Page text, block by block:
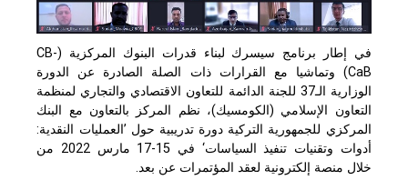
في إطار برنامج سيسرك لبناء قدرات البنوك المركزية (CB-
CaB) وتماشيا مع القرارات ذات الصلة الصادرة عن الدورة
الوزارية الـ37 للجنة الدائمة للتعاون الاقتصادي والتجاري لمنظمة
التعاون الإسلامي (الكومسيك)، نظم المركز بالتعاون مع البنك
المركزي للجمهورية التركية دورة تدريبية حول ’العمليات النقدية:
أدوات وتقنيات تنفيذ السياسات‘ في 15-17 مارس 2022 من
خلال منصة إلكترونية لعقد المؤتمرات عن بعد.